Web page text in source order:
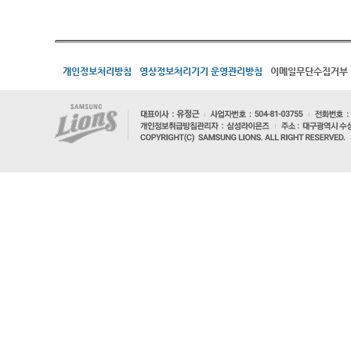
개인정보처리방침 영상정보처리기기 운영관리방침 이메일무단수집거부